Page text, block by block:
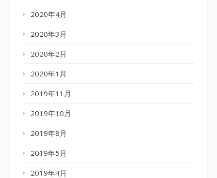
2020年4月
2020年3月
2020年2月
2020年1月
2019年11月
2019年10月
2019年8月
2019年5月
2019年4月